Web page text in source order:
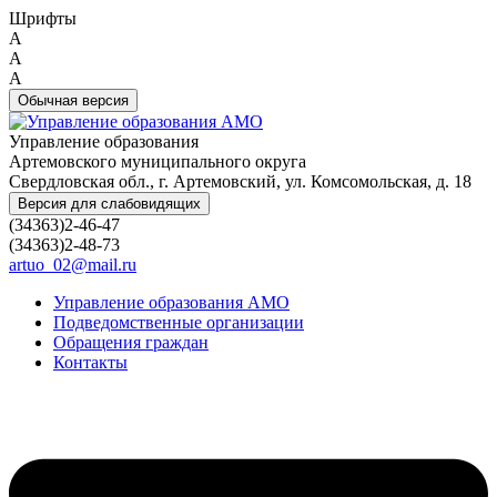
Шрифты
A
A
A
Обычная версия
Управление образования
Артемовского муниципального округа
Свердловская обл., г. Артемовский, ул. Комсомольская, д. 18
Версия для слабовидящих
(34363)2-46-47
(34363)2-48-73
artuo_02@mail.ru
Управление образования АМО
Подведомственные организации
Обращения граждан
Контакты